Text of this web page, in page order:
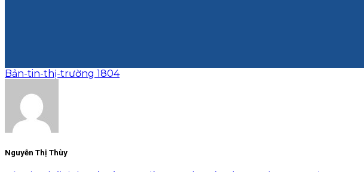
Bản-tin-thị-trường 1804
Nguyễn Thị Thùy